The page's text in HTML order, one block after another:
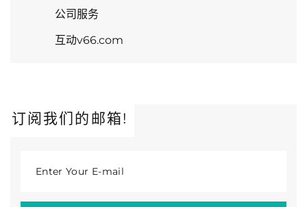
公司服务
互动v66.com
订阅我们的邮箱!
Enter Your E-mail